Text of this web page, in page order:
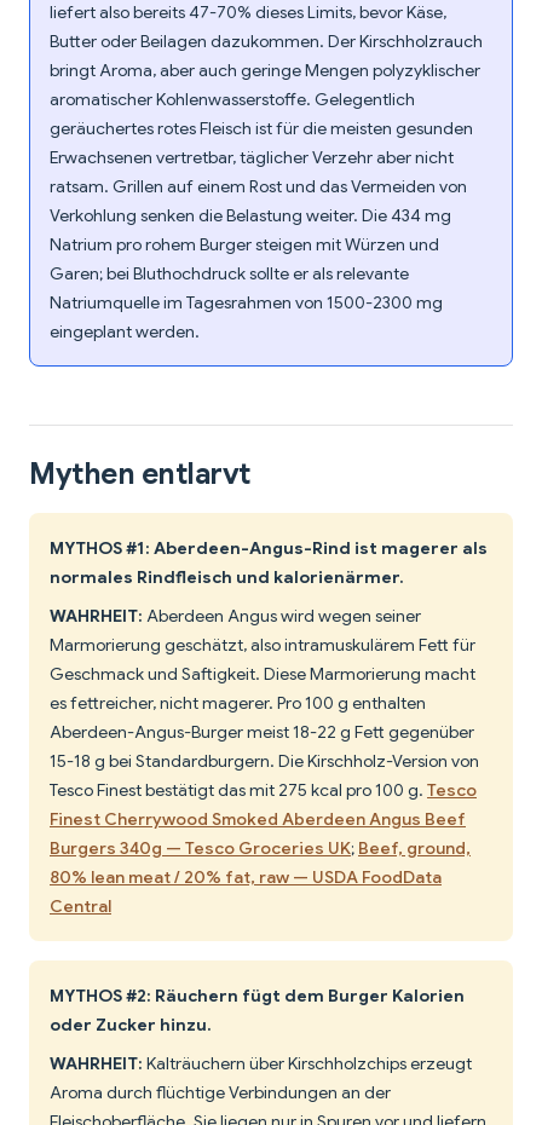
liefert also bereits 47-70% dieses Limits, bevor Käse,
Butter oder Beilagen dazukommen. Der Kirschholzrauch
bringt Aroma, aber auch geringe Mengen polyzyklischer
aromatischer Kohlenwasserstoffe. Gelegentlich
geräuchertes rotes Fleisch ist für die meisten gesunden
Erwachsenen vertretbar, täglicher Verzehr aber nicht
ratsam. Grillen auf einem Rost und das Vermeiden von
Verkohlung senken die Belastung weiter. Die 434 mg
Natrium pro rohem Burger steigen mit Würzen und
Garen; bei Bluthochdruck sollte er als relevante
Natriumquelle im Tagesrahmen von 1500-2300 mg
eingeplant werden.
Mythen entlarvt
MYTHOS #1: Aberdeen-Angus-Rind ist magerer als
normales Rindfleisch und kalorienärmer.
WAHRHEIT: Aberdeen Angus wird wegen seiner
Marmorierung geschätzt, also intramuskulärem Fett für
Geschmack und Saftigkeit. Diese Marmorierung macht
es fettreicher, nicht magerer. Pro 100 g enthalten
Aberdeen-Angus-Burger meist 18-22 g Fett gegenüber
15-18 g bei Standardburgern. Die Kirschholz-Version von
Tesco Finest bestätigt das mit 275 kcal pro 100 g. Tesco
Finest Cherrywood Smoked Aberdeen Angus Beef
Burgers 340g — Tesco Groceries UK; Beef, ground,
80% lean meat / 20% fat, raw — USDA FoodData
Central
MYTHOS #2: Räuchern fügt dem Burger Kalorien
oder Zucker hinzu.
WAHRHEIT: Kalträuchern über Kirschholzchips erzeugt
Aroma durch flüchtige Verbindungen an der